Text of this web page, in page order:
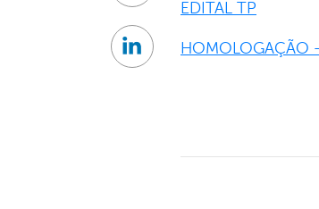
EDITAL TP
HOMOLOGAÇÃO
Linkedin